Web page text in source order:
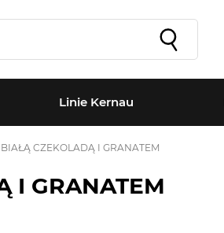
Linie Kernau
CZEKOLADĄ I GRANATEM
I GRANATEM